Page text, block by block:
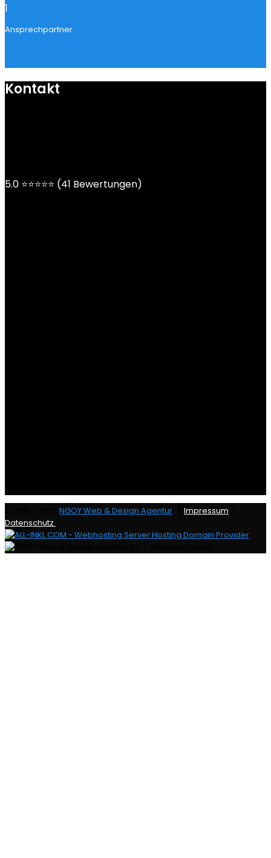
1
Ansprechpartner
Kontakt
5.0 ⭐⭐⭐⭐⭐ (41 Bewertungen)
NGOY Web & Design Agentur|Impressum|
Datenschutz